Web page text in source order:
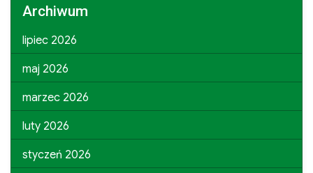
Archiwum
lipiec 2026
maj 2026
marzec 2026
luty 2026
styczeń 2026